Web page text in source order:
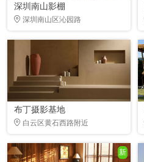
深圳南山影棚
深圳南山区沁园路
布丁摄影基地
白云区黄石西路附近
新